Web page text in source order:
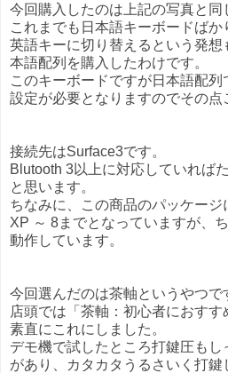
今回購入したのは上記の写真と同
これまでも日本語キーボードば
英語キーに切り替えるという発想
本語配列を購入したわけです。
このキーボードですが日本語配列
設定が必要となりますのでその点
接続先はSurface3です。
Blutooth 3以上に対応していれば
と思います。
ちなみに、この商品のパッケー
XP ～ 8までとなっていますが、
動作しています。
今回選んだのは茶軸というやつで
店頭では「茶軸：初心者におす
素直にこれにしました。
デモ機で試したところ打鍵圧もし
があり、カタカタうるさいく打